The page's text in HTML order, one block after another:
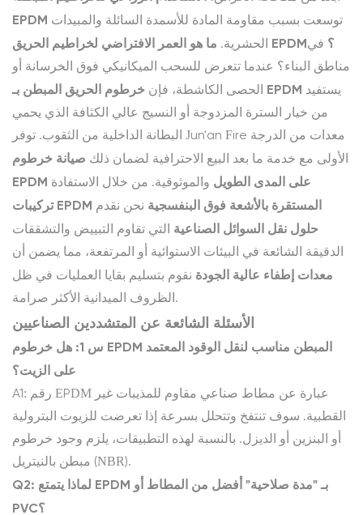
EPDM توسعت بسبب مقاومة المادة للأسمدة السائلة والمبيدات
الحشرية.
ما هو العمر الافتراضي لخراطيم الحريق EPDM؟ في
مناطق البناء؟ عندما تتعرض للسحب الميكانيكي فوق الخرسانة أو
الحصى الكاشطة، فإن
خرطوم الحريق المبطن بـ EPDM يستفيد
من خيار السترة المزدوجة أو النسيج عالي الكثافة الذي يحمي
البطانة الداخلية من الثقوب. توفر Jun'an Fire معدات من الدرجة
الأولى مع خدمة ما بعد البيع الاحترافية لضمان ذلك صيانة خرطوم
EPDM على المدى الطويل والموثوقية. من خلال الاستفادة
تركيبات EPDM المستقرة بالأشعة فوق البنفسجية نحن نقدم
حلول نقل السوائل الصناعية
التي تقاوم التبييض والتشققات
الدقيقة الشائعة في البيئات الاستوائية أو المرتفعة، مما يضمن أن
معدات إطفاء عالية الجودة نقوم بتسليم بقايا العمليات في ظل
الظروف الميدانية الأكثر صرامة.
الأسئلة الشائعة عن المتشددين الصناعيين
س 1: هل خرطوم EPDM المبطن مناسب لنقل الوقود المعتمد
على الزيت؟
A1: رقم EPDM عبارة عن مطاط صناعي مقاوم للمذيبات غير
القطبية. سوف تنتفخ وتتحلل بسرعة إذا تعرضت للزيوت البترولية
أو البنزين أو الديزل. بالنسبة لهذه التطبيقات، يلزم وجود خرطوم
مبطن بالنيتريل (NBR).
Q2: لماذا يتمتع EPDM بـ "مدة صلاحية" أفضل من المطاط أو
PVC؟